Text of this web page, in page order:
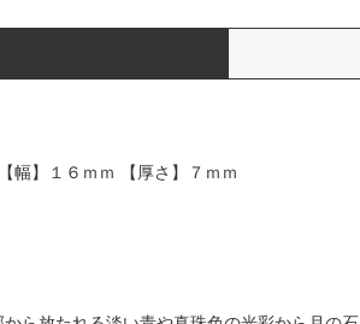
幅】１６ｍｍ 【厚さ】７ｍｍ